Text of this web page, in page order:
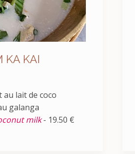
KA KAI
au lait de coco
galanga
milk- 19.50 €